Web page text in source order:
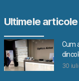
Ultimele articole
Cum
30